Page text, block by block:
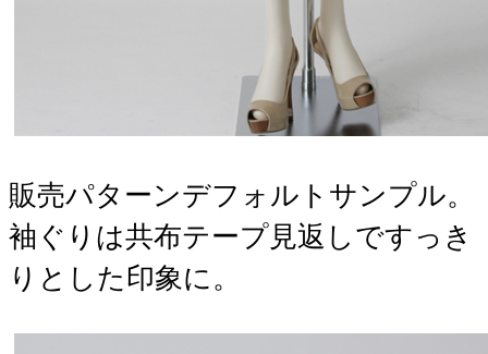
販売パターンデフォルトサンプル。
袖ぐりは共布テープ見返しですっき
りとした印象に。